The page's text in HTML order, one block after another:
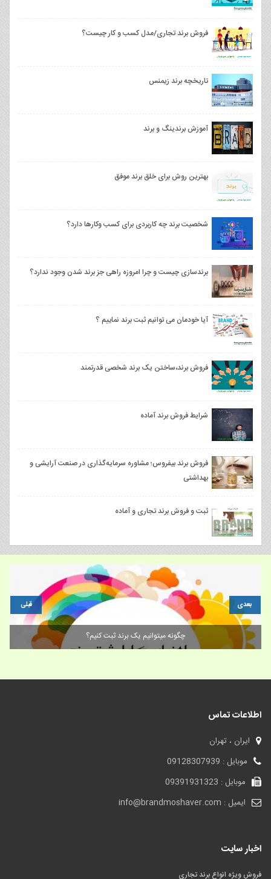
فروش برند تجاری/مدل کسب و کار چیست؟
تاریخچه برند زیمنس
آموزش برندینگ و برند
بهترین روش برای خلق برند موفق
شخصیت برند چه کاربردی برای کسب وکارها دارد؟
برندسازی چیست و چرا امروزه راهی جز برند شدن وجود ندارد؟
آیا خودمان می توانیم ثبت برند نماییم ؟
فروش برند،ساختن یک برند شخصی قدرتمند
شرایط فروش برند آماده
فروش برند بيفروس؛ مشاوره سرمایه‌گذاری در صنعت آرایشی و
بهداشتی
ثبت و فروش برند تجاری و آماده
فروش برند تجاری/ چرا ایجاد و ارتقاء برند شخصی برای همه ما ضروری است؟
قبلی بعدی
اطلاعات تماس
ایران ، تهران
موبایل : 09128307939
موبایل : 09391931323
ایمیل : info@brandmoshaver.com
اخبار سایت
فروش ویژه انواع برند تجاری